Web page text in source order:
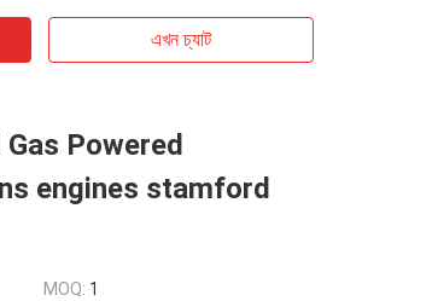
এখন চ্যাট
Powered
engines stamford
MOQ: 1